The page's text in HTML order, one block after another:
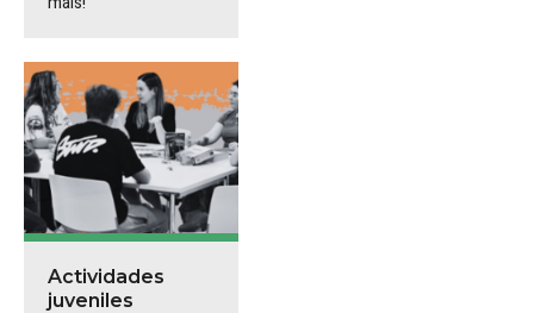
Actividades
juveniles